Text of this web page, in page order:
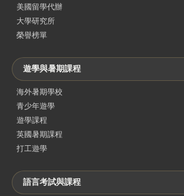
美國留學代辦
大學研究所
榮譽榜單
遊學與暑期課程
海外暑期學校
青少年遊學
遊學課程
英國暑期課程
打工遊學
語言考試與課程